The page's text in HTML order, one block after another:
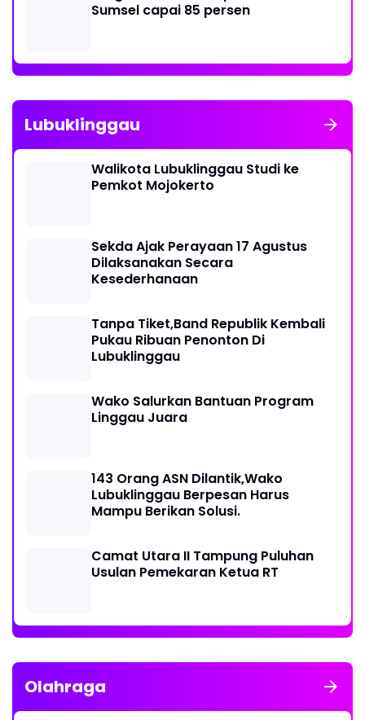
Sumsel capai 85 persen
Lubuklinggau
Walikota Lubuklinggau Studi ke
Pemkot Mojokerto
Sekda Ajak Perayaan 17 Agustus
Dilaksanakan Secara
Kesederhanaan
Tanpa Tiket,Band Republik Kembali
Pukau Ribuan Penonton Di
Lubuklinggau
Wako Salurkan Bantuan Program
Linggau Juara
143 Orang ASN Dilantik,Wako
Lubuklinggau Berpesan Harus
Mampu Berikan Solusi.
Camat Utara II Tampung Puluhan
Usulan Pemekaran Ketua RT
Olahraga